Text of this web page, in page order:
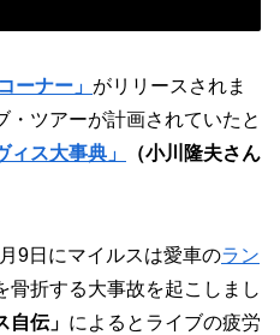
ーナー」 がリリースされま
・ツアーが計画されていたと
ィス大事典」
（小川隆夫さん
9日にマイルスは愛車のラン
骨折する大事故を起こしまし
自伝」 によるとライブの疲労